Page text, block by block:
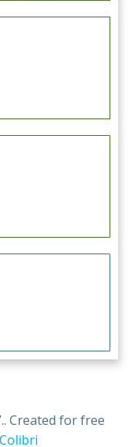
Created for free
Colibri